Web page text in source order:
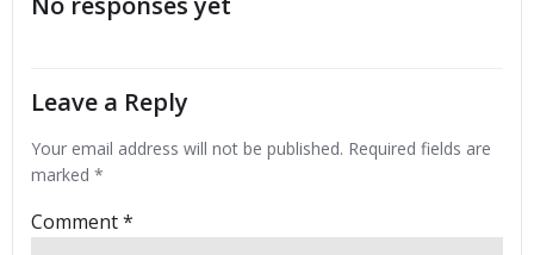
Leave a Reply
Your email address will not be published. Required fields are
marked *
Comment*